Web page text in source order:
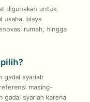
digunakan untuk
usaha, biaya
rumah, hingga
gadai syariah
masing-
gadai syariah karena